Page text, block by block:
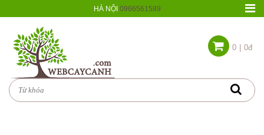
HÀ NỘI 0966561589
0 0đ